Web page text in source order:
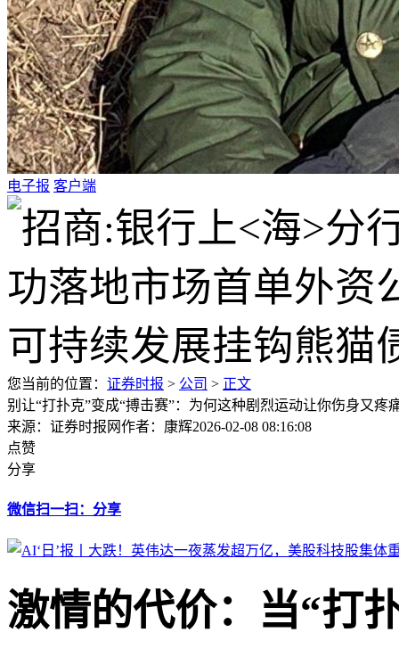
电子报 客户端
您当前的位置： 证券时报 > 公司 > 正文
别让“打扑克”变成“搏击赛”：为何这种剧烈运动让你伤身又疼
来源：证券时报网作者：康辉2026-02-08 08:16:08
点赞
分享
微信扫一扫：分享
激情的代价：当“打